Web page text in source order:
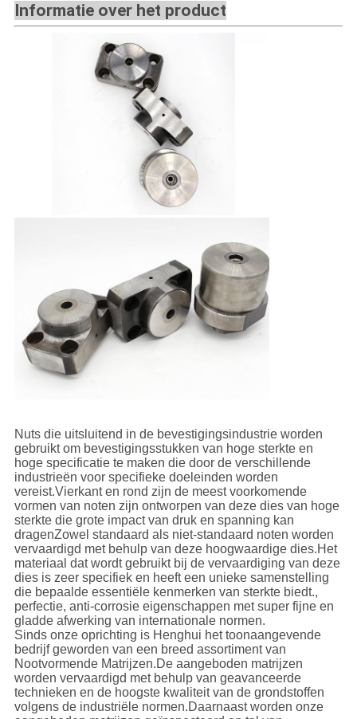
Informatie over het product
Nuts die uitsluitend in de bevestigingsindustrie worden
gebruikt om bevestigingsstukken van hoge sterkte en
hoge specificatie te maken die door de verschillende
industrieën voor specifieke doeleinden worden
vereist.Vierkant en rond zijn de meest voorkomende
vormen van noten zijn ontworpen van deze dies van hoge
sterkte die grote impact van druk en spanning kan
dragenZowel standaard als niet-standaard noten worden
vervaardigd met behulp van deze hoogwaardige dies.Het
materiaal dat wordt gebruikt bij de vervaardiging van deze
dies is zeer specifiek en heeft een unieke samenstelling
die bepaalde essentiële kenmerken van sterkte biedt.,
perfectie, anti-corrosie eigenschappen met super fijne en
gladde afwerking van internationale normen.
Sinds onze oprichting is Henghui het toonaangevende
bedrijf geworden van een breed assortiment van
Nootvormende Matrijzen.De aangeboden matrijzen
worden vervaardigd met behulp van geavanceerde
technieken en de hoogste kwaliteit van de grondstoffen
volgens de industriële normen.Daarnaast worden onze